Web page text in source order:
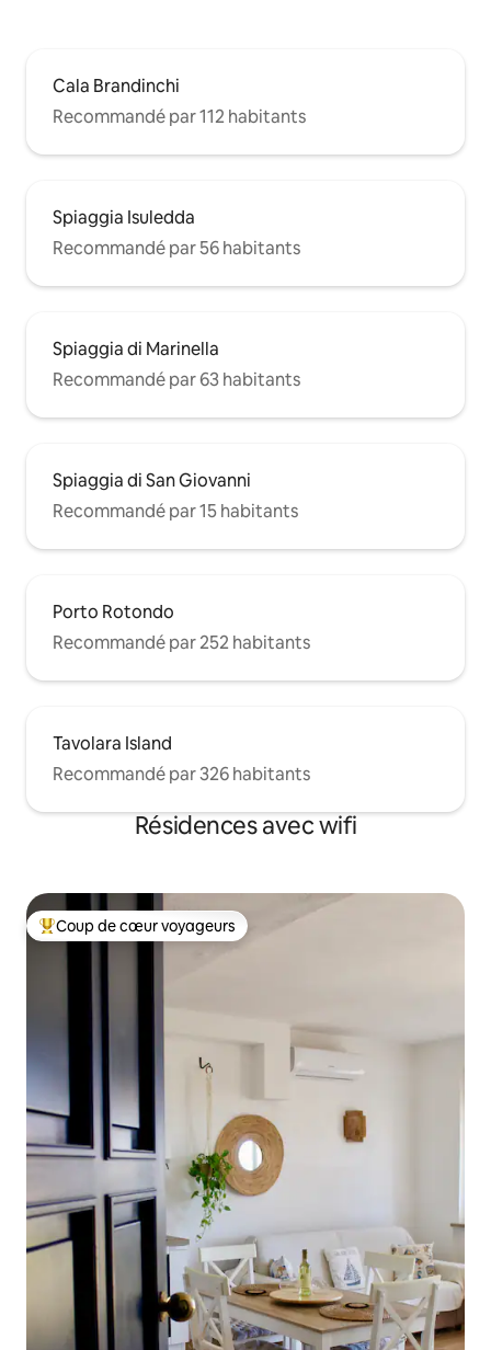
Cala Brandinchi
Recommandé par 112 habitants
Spiaggia Isuledda
Recommandé par 56 habitants
Spiaggia di Marinella
Recommandé par 63 habitants
Spiaggia di San Giovanni
Recommandé par 15 habitants
Porto Rotondo
Recommandé par 252 habitants
Tavolara Island
Recommandé par 326 habitants
Résidences avec wifi
Coups de cœur voyageurs les plus appréciés
Coup de cœur voyageurs